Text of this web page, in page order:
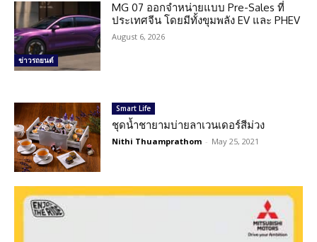
ข่าวรถยนต์
MG 07 ออกจำหน่ายแบบ Pre-Sales ที่
ประเทศจีน โดยมีทั้งขุมพลัง EV และ PHEV
August 6, 2026
Smart Life
ชุดน้ำชายามบ่ายลาเวนเดอร์สีม่วง
Nithi Thuamprathom - May 25, 2021